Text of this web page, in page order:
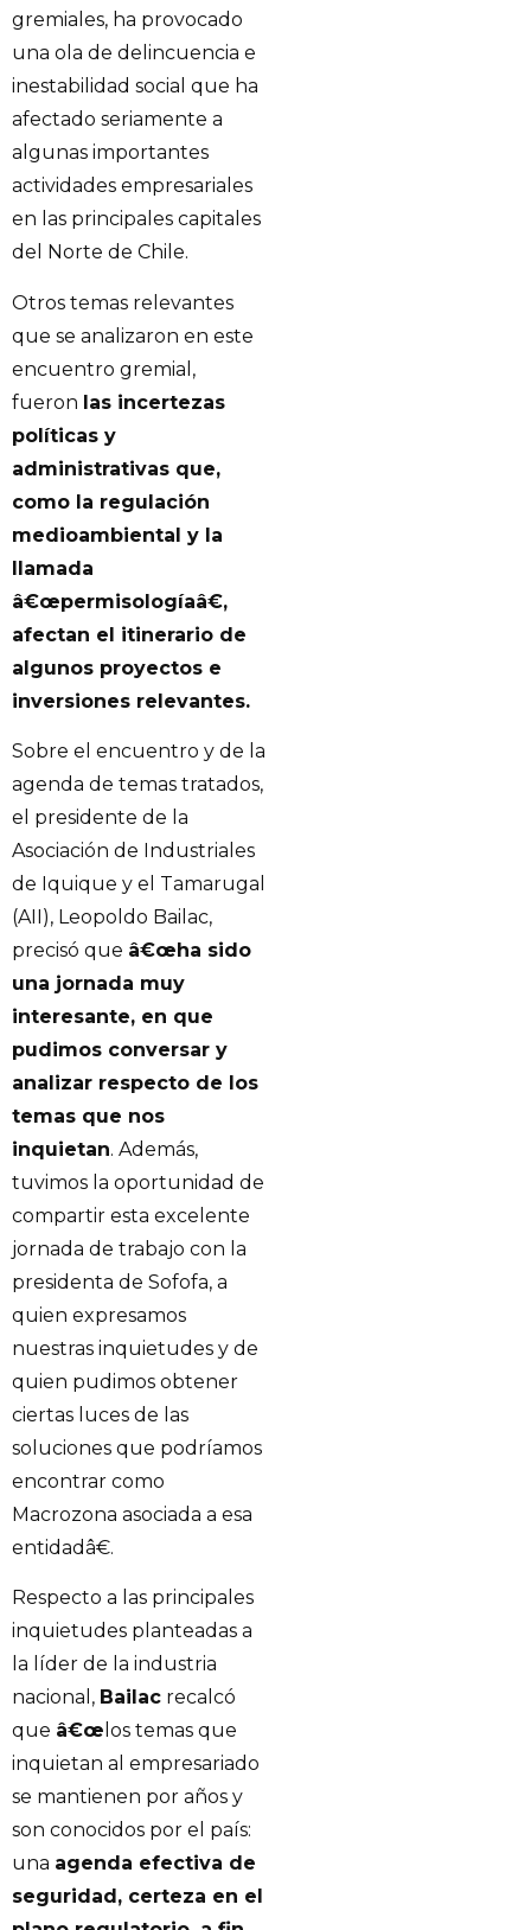
gremiales, ha provocado
una ola de delincuencia e
inestabilidad social que ha
afectado seriamente a
algunas importantes
actividades empresariales
en las principales capitales
del Norte de Chile.
Otros temas relevantes
que se analizaron en este
encuentro gremial,
fueron las incertezas
políticas y
administrativas que,
como la regulación
medioambiental y la
llamada
â€œpermisologíaâ€,
afectan el itinerario de
algunos proyectos e
inversiones relevantes.
Sobre el encuentro y de la
agenda de temas tratados,
el presidente de la
Asociación de Industriales
de Iquique y el Tamarugal
(AII), Leopoldo Bailac,
precisó que â€œha sido
una jornada muy
interesante, en que
pudimos conversar y
analizar respecto de los
temas que nos
inquietan. Además,
tuvimos la oportunidad de
compartir esta excelente
jornada de trabajo con la
presidenta de Sofofa, a
quien expresamos
nuestras inquietudes y de
quien pudimos obtener
ciertas luces de las
soluciones que podríamos
encontrar como
Macrozona asociada a esa
entidadâ€.
Respecto a las principales
inquietudes planteadas a
la líder de la industria
nacional, Bailac recalcó
que â€œ los temas que
inquietan al empresariado
se mantienen por años y
son conocidos por el país:
una agenda efectiva de
seguridad, certeza en el